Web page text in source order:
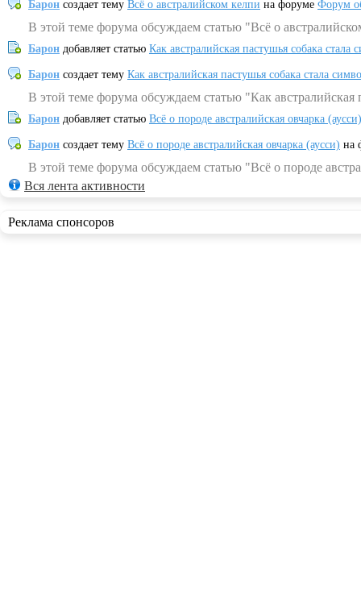
Барон создает тему Всё о австралийском келпи на форуме Форум
В этой теме форума обсуждаем статью "Всё о
Барон добавляет статью Как австралийская пастушья собака
Барон создает тему Как австралийская пастушья собака стала
В этой теме форума обсуждаем статью "Как
Барон добавляет статью Всё о породе австралийская овчарка (аусси)
Барон создает тему Всё о породе австралийская овчарка (аусси) на
В этой теме форума обсуждаем статью "Всё о породе
Вся лента активности
Реклама спонсоров